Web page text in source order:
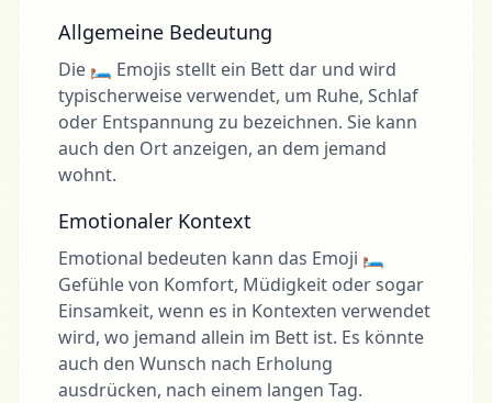
Allgemeine Bedeutung
Die 🛏 Emojis stellt ein Bett dar und wird
typischerweise verwendet, um Ruhe, Schlaf
oder Entspannung zu bezeichnen. Sie kann
auch den Ort anzeigen, an dem jemand
wohnt.
Emotionaler Kontext
Emotional bedeuten kann das Emoji 🛏
Gefühle von Komfort, Müdigkeit oder sogar
Einsamkeit, wenn es in Kontexten verwendet
wird, wo jemand allein im Bett ist. Es könnte
auch den Wunsch nach Erholung
ausdrücken, nach einem langen Tag.